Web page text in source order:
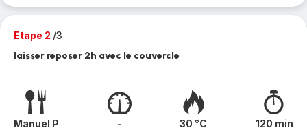
Etape 2 /3
laisser reposer 2h avec le couvercle
Manuel P - 30 °C 120 min